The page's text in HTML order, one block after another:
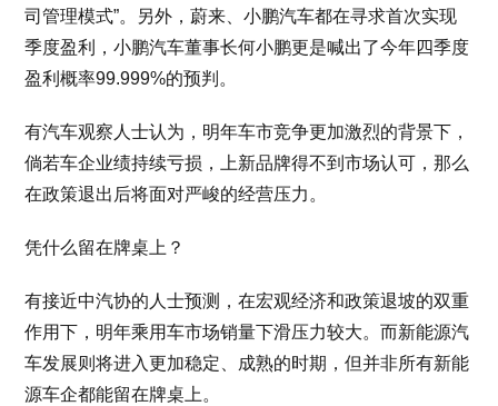
司管理模式”。另外，蔚来、小鹏汽车都在寻求首次实现
季度盈利，小鹏汽车董事长何小鹏更是喊出了今年四季度
盈利概率99.999%的预判。
有汽车观察人士认为，明年车市竞争更加激烈的背景下，
倘若车企业绩持续亏损，上新品牌得不到市场认可，那么
在政策退出后将面对严峻的经营压力。
凭什么留在牌桌上？
有接近中汽协的人士预测，在宏观经济和政策退坡的双重
作用下，明年乘用车市场销量下滑压力较大。而新能源汽
车发展则将进入更加稳定、成熟的时期，但并非所有新能
源车企都能留在牌桌上。